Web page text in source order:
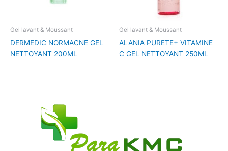
Gel lavant & Moussant
DERMEDIC NORMACNE GEL
NETTOYANT 200ML
Gel lavant & Moussant
ALANIA PURETE+ VITAMINE
C GEL NETTOYANT 250ML